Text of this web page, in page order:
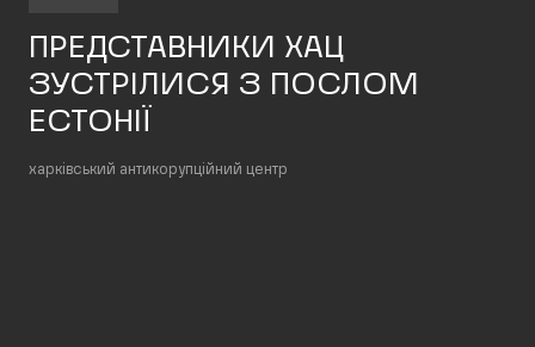
ПРЕДСТАВНИКИ ХАЦ
ЗУСТРІЛИСЯ З ПОСЛОМ
ЕСТОНІЇ
харківський антикорупційний центр